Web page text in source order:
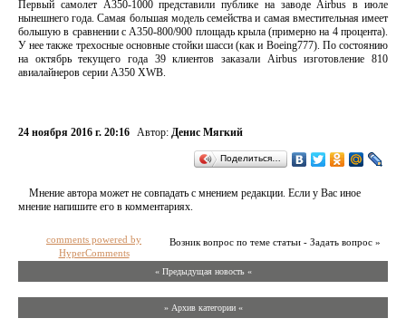
Первый самолет A350-1000 представили публике на заводе Airbus в июле
нынешнего года. Самая большая модель семейства и самая вместительная имеет
большую в сравнении с A350-800/900 площадь крыла (примерно на 4 процента).
У нее также трехосные основные стойки шасси (как и Boeing777). По состоянию
на октябрь текущего года 39 клиентов заказали Airbus изготовление 810
авиалайнеров серии A350 XWB.
24 ноября 2016 г. 20:16 Автор: Денис Мягкий
Поделиться…
Мнение автора может не совпадать с мнением редакции. Если у Вас иное
мнение напишите его в комментариях.
Возник вопрос по теме статьи - Задать вопрос »
comments powered by
HyperComments
« Предыдущая новость «
» Архив категории «